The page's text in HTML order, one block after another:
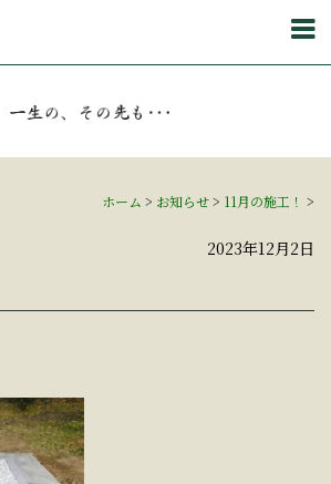
ホーム > お知らせ> 11月の施工！ >
2023年12月2日